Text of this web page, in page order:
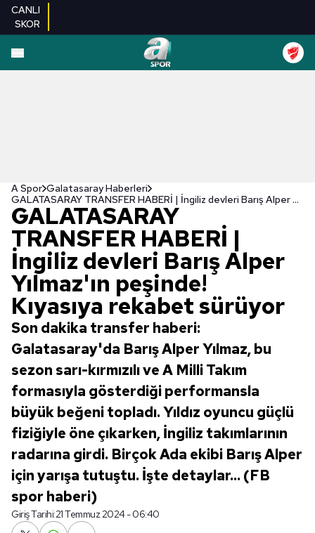
CANLI
SKOR
A Spor Galatasaray Haberleri
GALATASARAY TRANSFER HABERİ | İngiliz devleri Barış Alper Yılmaz'ın peşinde! Kıyasıya rekabet sürüyor
GALATASARAY
TRANSFER HABERİ |
İngiliz devleri Barış Alper
Yılmaz'ın peşinde!
Kıyasıya rekabet sürüyor
Son dakika transfer haberi:
Galatasaray'da Barış Alper Yılmaz, bu
sezon sarı-kırmızılı ve A Milli Takım
formasıyla gösterdiği performansla
büyük beğeni topladı. Yıldız oyuncu güçlü
fiziğiyle öne çıkarken, İngiliz takımlarının
radarına girdi. Birçok Ada ekibi Barış Alper
için yarışa tutuştu. İşte detaylar... (FB
spor haberi)
Giriş Tarihi:21 Temmuz 2024 - 06:40